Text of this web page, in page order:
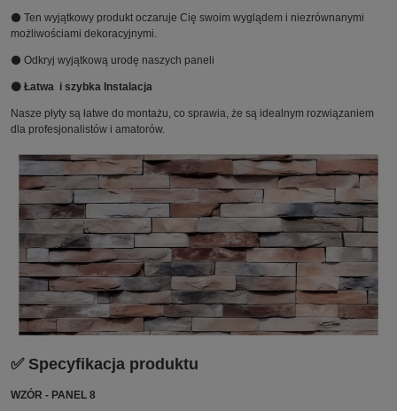
⚫ Ten wyjątkowy produkt oczaruje Cię swoim wyglądem i niezrównanymi
możliwościami dekoracyjnymi.
⚫ Odkryj wyjątkową urodę naszych paneli
⚫ Łatwa i szybka Instalacja
Nasze płyty są łatwe do montażu, co sprawia, że są idealnym rozwiązaniem
dla profesjonalistów i amatorów.
✅ Specyfikacja produktu
WZÓR - PANEL 8